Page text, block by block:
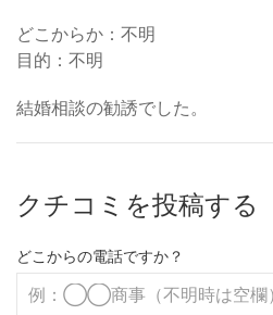
どこからか：不明
目的：不明
結婚相談の勧誘でした。
クチコミを投稿する
どこからの電話ですか？